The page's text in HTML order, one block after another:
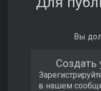
Вы
Создать
в нашем